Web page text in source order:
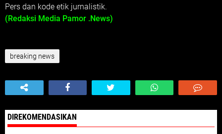
Pers dan kode etik jurnalistik.
(Redaksi Media Pamor .News)
breaking news
DIREKOMENDASIKAN